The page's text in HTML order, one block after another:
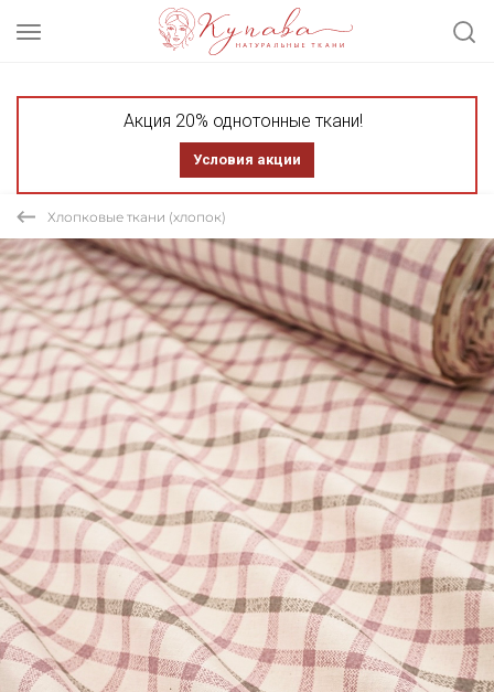
Акция 20% однотонные ткани!
Условия акции
Хлопковые ткани (хлопок)